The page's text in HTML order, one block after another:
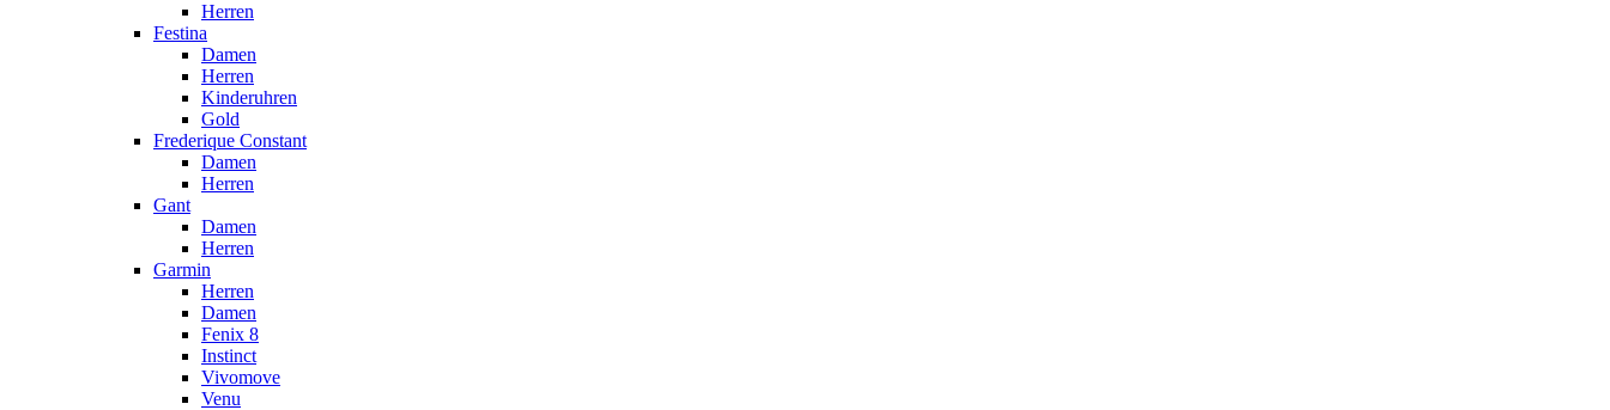
Herren
Festina
Damen
Herren
Kinderuhren
Gold
Frederique Constant
Damen
Herren
Gant
Damen
Herren
Garmin
Herren
Damen
Fenix 8
Instinct
Vivomove
Venu